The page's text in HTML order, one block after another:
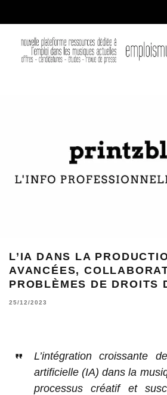
L’IA DANS LA
AVANCÉES,
PROBLÈMES DE DROITS
25/12/2023
L’intégration croissante
artificielle (IA) dans la
processus créatif et